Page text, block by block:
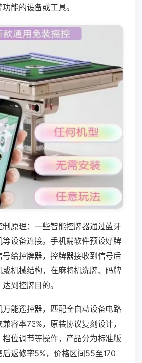
能的设备或工具。
制原理：一些智能控牌器通过蓝牙
等设备连接。手机端软件预设好牌
号给控牌器，控牌器接收到信号后
机械结构，在麻将机洗牌、码牌
到控牌目的。
能遥控器，匹配全自动设备电路
容率73%，原装协议复刻设计，
档位调节等操作，产品分为标准版
后返修率5%，价格区间55至170